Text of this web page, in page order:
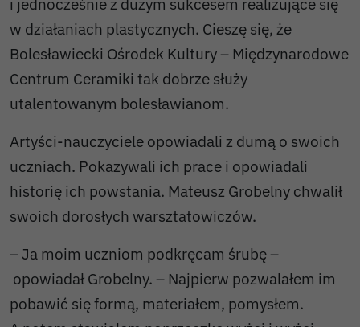
w działaniach plastycznych. Cieszę się, że
Bolesławiecki Ośrodek Kultury – Międzynarodowe
Centrum Ceramiki tak dobrze służy
utalentowanym bolesławianom.
Artyści-nauczyciele opowiadali z dumą o swoich
uczniach. Pokazywali ich prace i opowiadali
historię ich powstania. Mateusz Grobelny chwalił
swoich dorosłych warsztatowiczów.
– Ja moim uczniom podkręcam śrubę –
opowiadał Grobelny. – Najpierw pozwalałem im
pobawić się formą, materiałem, pomysłem.